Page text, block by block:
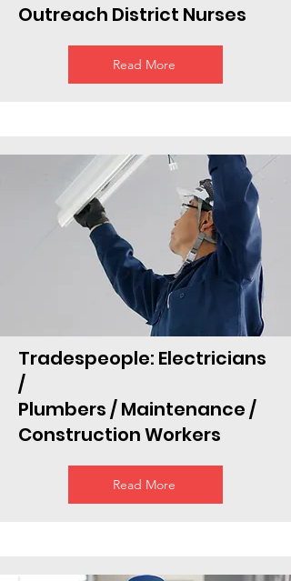
Outreach District Nurses
Read More
Tradespeople: Electricians
/
Plumbers / Maintenance /
Construction Workers
Read More